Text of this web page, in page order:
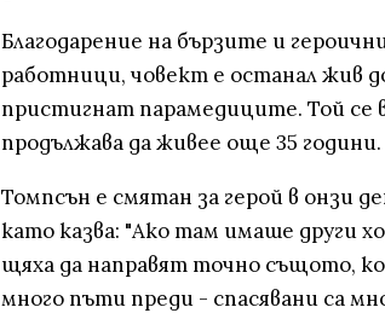
Благодарение на бързите и
работници, човект е останал жив
пристигнат парамедиците. Той се
продължава да живее още 35 години.
Томпсън е смятан за герой в онзи
като казва: "Ако там имаше други
щяха да направят точно същото,
много пъти преди - спасявани са